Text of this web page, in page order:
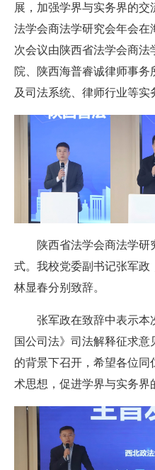
展，加强学界与实务界的交
法学会商法学研究会年会在
次会议由陕西省法学会商法
院、陕西海普睿诚律师事务
及司法系统、律师行业等实
陕西省法学会商法学
式。 我校党委副书记张军政
林显春分别致辞。
张军政在致辞中表示本
国公司法》司法解释征求意
的背景下召开，希望各位
术思想，促进学界与实务界